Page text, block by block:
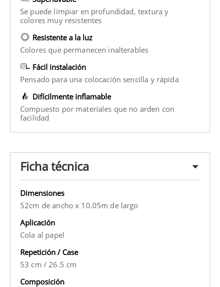
Se puede limpiar en profundidad, textura y
colores muy resistentes
Resistente a la luz
Colores que permanecen inalterables
Fácil instalación
Pensado para una colocación sencilla y rápida
Difícilmente inflamable
Compuesto por materiales que no arden con
facilidad
Ficha técnica
Dimensiones
52cm de ancho x 10.05m de largo
Aplicación
Cola al papel
Repetición / Case
53 cm / 26.5 cm
Composición